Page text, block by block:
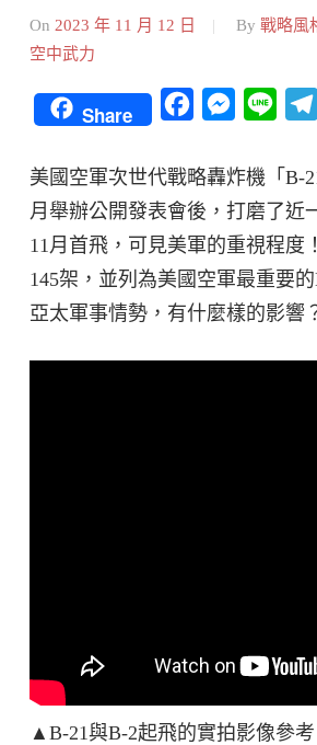
On 2023 年 11 月 12 日 By 戰略風
空中武力
Share FacebookMessenger
Line
美國空軍次世代戰略轟炸機「B-
月舉辦公開發表會後，打磨了近
11月首飛，可見美軍的重視程度
145架，並列為美國空軍最重要
亞太軍事情勢，有什麼樣的影響
▲B-21與B-2起飛的實拍影像參考